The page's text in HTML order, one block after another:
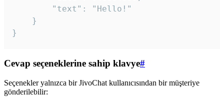
}
Cevap seçeneklerine sahip klavye#
Seçenekler yalnızca bir JivoChat kullanıcısından bir müşteriye
gönderilebilir: